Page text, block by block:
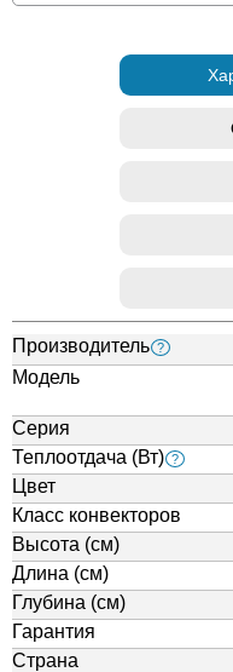
Производитель ?
Модель
Серия
Теплоотдача (Вт) ?
Цвет
Класс конвекторов
Высота (см)
Длина (см)
Глубина (см)
Гарантия
Страна